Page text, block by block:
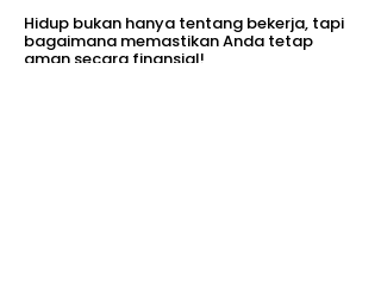
Hidup bukan hanya tentang bekerja, tapi
bagaimana memastikan Anda tetap
aman secara finansial!